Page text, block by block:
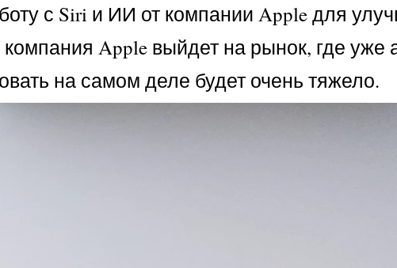
с Siri и ИИ от компании Apple для
Apple выйдет на рынок, где уже
на самом деле будет очень тяжело.